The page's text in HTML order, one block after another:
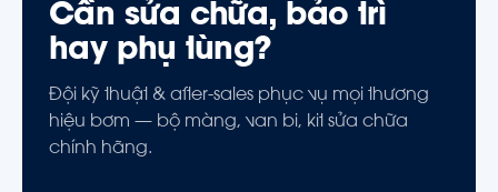
Cần sửa chữa, bảo trì
hay phụ tùng?
Đội kỹ thuật & after-sales phục vụ mọi thương
hiệu bơm — bộ màng, van bi, kit sửa chữa
chính hãng.